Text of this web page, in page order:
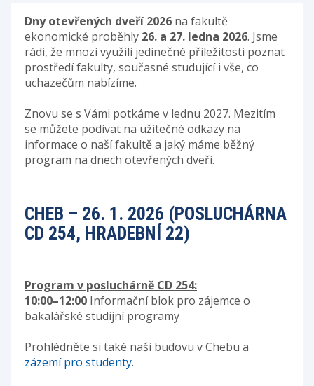
Dny otevřených dveří 2026 na fakultě
ekonomické proběhly 26. a 27. ledna 2026. Jsme
rádi, že mnozí využili jedinečné přiležitosti poznat
prostředí fakulty, současné studující i vše, co
uchazečům nabízíme.
Znovu se s Vámi potkáme v lednu 2027. Mezitím
se můžete podívat na užitečné odkazy na
informace o naší fakultě a jaký máme běžný
program na dnech otevřených dveří.
CHEB – 26. 1. 2026 (POSLUCHÁRNA
CD 254, HRADEBNÍ 22)
Program v posluchárně CD 254:
10:00–12:00 Informační blok pro zájemce o
bakalářské studijní programy
Prohlédněte si také naši budovu v Chebu a
zázemí pro studenty.